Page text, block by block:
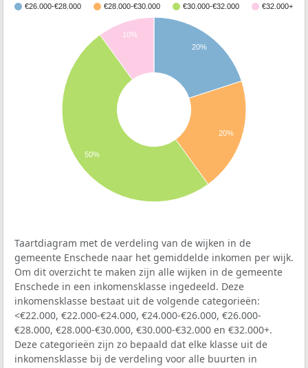
€26.000-€28.000 €28.000-€30.000 €30.000-€32.000 €32.000+
20%
20%
10%
50%
Taartdiagram met de verdeling van de wijken in de
gemeente Enschede naar het gemiddelde inkomen per wijk.
Om dit overzicht te maken zijn alle wijken in de gemeente
Enschede in een inkomensklasse ingedeeld. Deze
inkomensklasse bestaat uit de volgende categorieën:
<€22.000, €22.000-€24.000, €24.000-€26.000, €26.000-
€28.000, €28.000-€30.000, €30.000-€32.000 en €32.000+.
Deze categorieën zijn zo bepaald dat elke klasse uit de
inkomensklasse bij de verdeling voor alle buurten in